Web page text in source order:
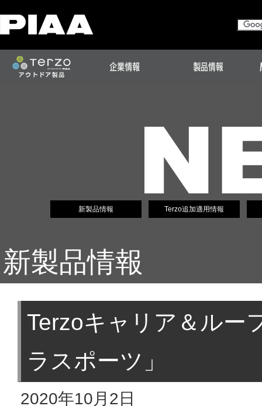
新製品情報 Terzo追加適用情報
新製品情報
Terzoキャリア＆ルー
ラスポーツ」
2020年10月2日